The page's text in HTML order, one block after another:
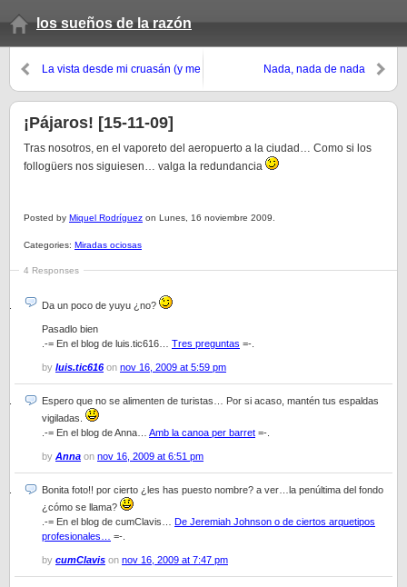
los sueños de la razón
La vista desde mi cruasán (y me
Nada, nada de nada
¡Pájaros! [15-11-09]
Tras nosotros, en el vaporeto del aeropuerto a la ciudad… Como si los
follogüers nos siguiesen… valga la redundancia
Posted by Miquel Rodríguez on Lunes, 16 noviembre 2009.
Categories: Miradas ociosas
4 Responses
Da un poco de yuyu ¿no?
Pasadlo bien
.-= En el blog de luis.tic616… Tres preguntas =-.
by luis.tic616 on nov 16, 2009 at 5:59 pm
Espero que no se alimenten de turistas… Por si acaso, mantén tus espaldas
vigiladas.
.-= En el blog de Anna… Amb la canoa per barret =-.
by Anna on nov 16, 2009 at 6:51 pm
Bonita foto!! por cierto ¿les has puesto nombre? a ver…la penúltima del fondo
¿cómo se llama?
.-= En el blog de cumClavis… De Jeremiah Johnson o de ciertos arquetipos
profesionales…
=-.
by cumClavis on nov 16, 2009 at 7:47 pm